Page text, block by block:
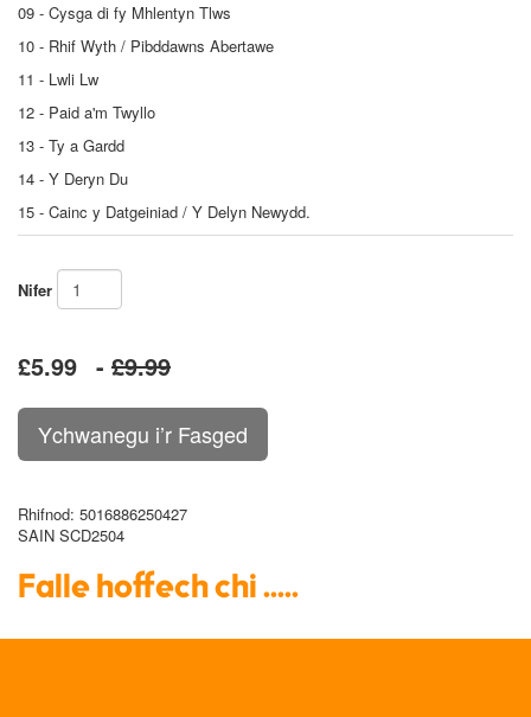
09 - Cysga di fy Mhlentyn Tlws
10 - Rhif Wyth / Pibddawns Abertawe
11 - Lwli Lw
12 - Paid a'm Twyllo
13 - Ty a Gardd
14 - Y Deryn Du
15 - Cainc y Datgeiniad / Y Delyn Newydd.
Nifer
£5.99 - £9.99
Rhifnod: 5016886250427
SAIN SCD2504
Falle hoffech chi .....